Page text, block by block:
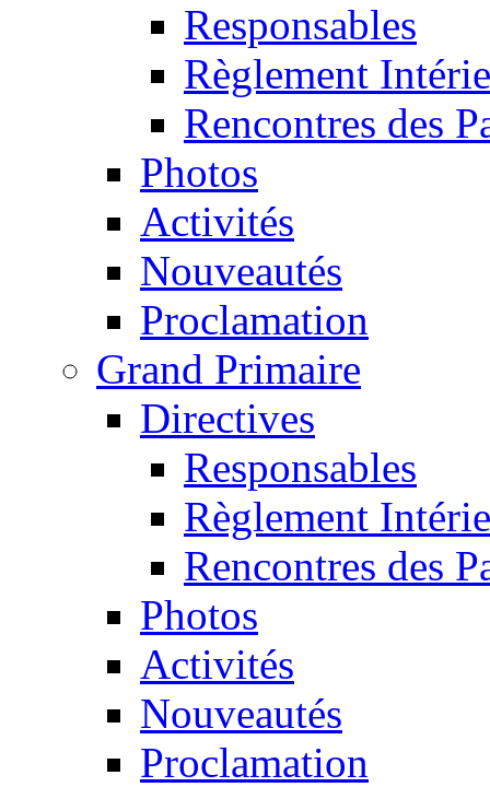
Responsables
Règlement
Rencontres des
Photos
Activités
Nouveautés
Proclamation
Grand Primaire
Directives
Responsables
Règlement
Rencontres des
Photos
Activités
Nouveautés
Proclamation